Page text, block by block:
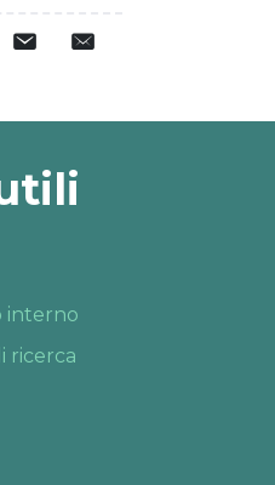
interno
ricerca